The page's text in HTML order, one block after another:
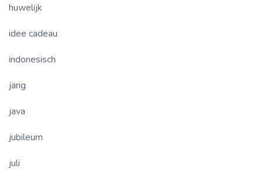
huwelijk
idee cadeau
indonesisch
jarig
java
jubileum
juli